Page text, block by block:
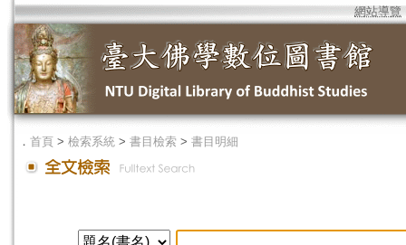
網站導覽
． 首頁 > 檢索系統 > 書目檢索 > 書目明細